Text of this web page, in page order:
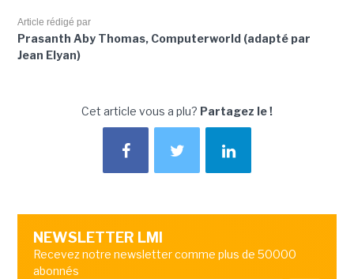
Article rédigé par
Prasanth Aby Thomas, Computerworld (adapté par
Jean Elyan)
Cet article vous a plu? Partagez le !
NEWSLETTER LMI
Recevez notre newsletter comme plus de 50000
abonnés